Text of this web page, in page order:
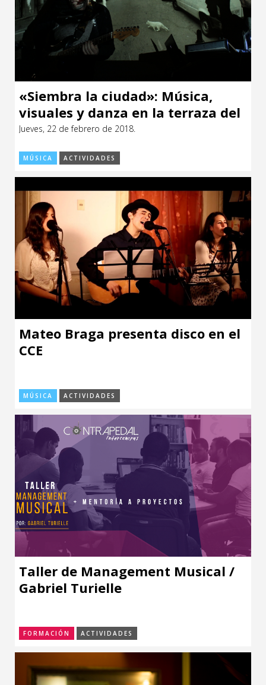
«Siembra la ciudad»: Música,
visuales y danza en la terraza del
CCE
Jueves, 22 de febrero de 2018.
MÚSICA ACTIVIDADES
Mateo Braga presenta disco en el
CCE
MÚSICA ACTIVIDADES
Taller de Management Musical /
Gabriel Turielle
FORMACIÓN ACTIVIDADES